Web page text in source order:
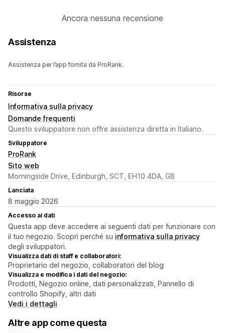
Ancora nessuna recensione
Assistenza
Assistenza per l’app fornita da ProRank.
Risorse
Informativa sulla privacy
Domande frequenti
Questo sviluppatore non offre assistenza diretta in Italiano.
Sviluppatore
ProRank
Sito web
Morningside Drive, Edinburgh, SCT, EH10 4DA, GB
Lanciata
8 maggio 2026
Accesso ai dati
Questa app deve accedere ai seguenti dati per funzionare con
il tuo negozio. Scopri perché su informativa sulla privacy
degli sviluppatori.
Visualizza dati di staff e collaboratori:
Proprietario del negozio, collaboratori del blog
Visualizza e modifica i dati del negozio:
Prodotti, Negozio online, dati personalizzati, Pannello di
controllo Shopify, altri dati
Vedi i dettagli
Altre app come questa